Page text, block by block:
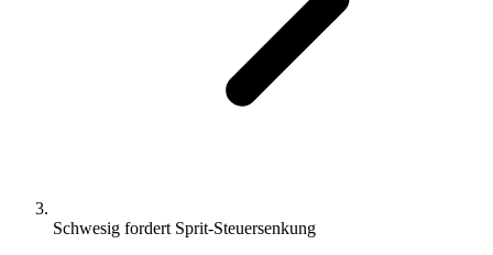
Schwesig fordert Sprit-Steuersenkung